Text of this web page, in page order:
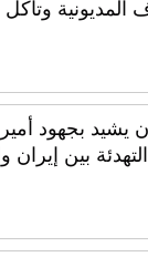
المديونية وتآكل
يشيد بجهود
بين إيران